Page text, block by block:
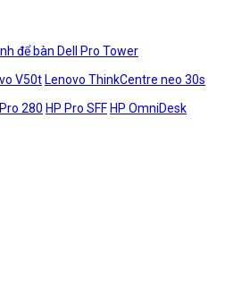
để bàn Dell Pro Tower
V50t Lenovo ThinkCentre neo 30s
280 HP Pro SFF HP OmniDesk